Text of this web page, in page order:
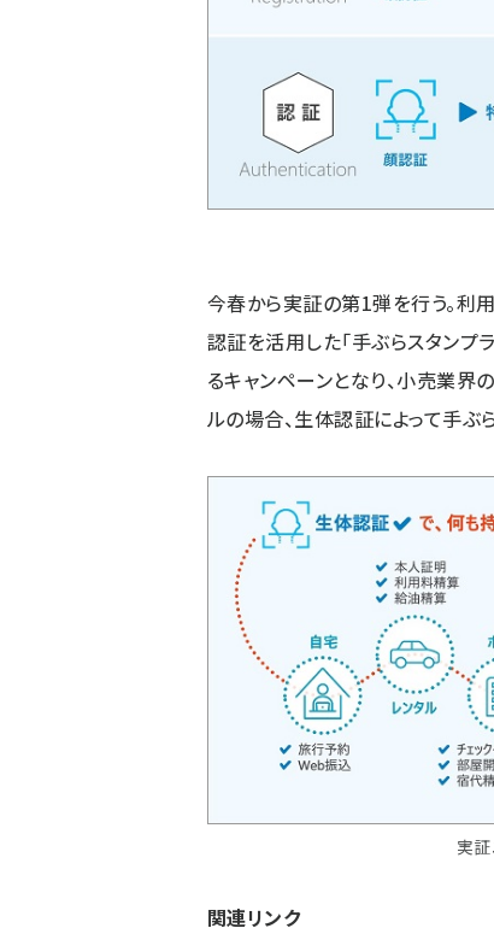
今春から実証の第1弾を行う。利
認証を活用した「手ぶらスタンプ
るキャンペーンとなり、小売業界
ルの場合、生体認証によって手ぶ
実
関連リンク